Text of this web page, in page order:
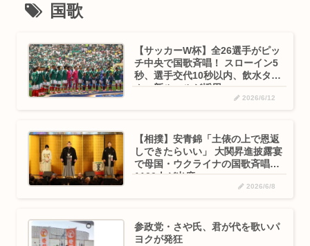
国歌
【サッカーW杯】全26選手がピッ
チ中央で国歌斉唱！ スローイン5
秒、選手交代10秒以内、飲水タイ
ム…新ルールが採用
2026/6/12
【相撲】安青錦「土俵の上で恩返
しできたらいい」 大関昇進披露宴
で母国・ウクライナの国歌斉唱
1100人が出席
2026/6/8
参政党・さや氏、君が代を歌いパ
ヨクが発狂